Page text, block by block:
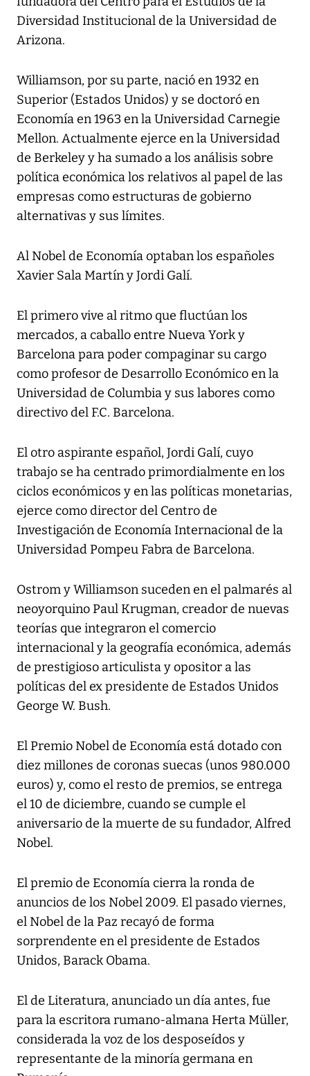
Diversidad Institucional de la Universidad de
Arizona.
Williamson, por su parte, nació en 1932 en
Superior (Estados Unidos) y se doctoró en
Economía en 1963 en la Universidad Carnegie
Mellon. Actualmente ejerce en la Universidad
de Berkeley y ha sumado a los análisis sobre
política económica los relativos al papel de las
empresas como estructuras de gobierno
alternativas y sus límites.
Al Nobel de Economía optaban los españoles
Xavier Sala Martín y Jordi Galí.
El primero vive al ritmo que fluctúan los
mercados, a caballo entre Nueva York y
Barcelona para poder compaginar su cargo
como profesor de Desarrollo Económico en la
Universidad de Columbia y sus labores como
directivo del F.C. Barcelona.
El otro aspirante español, Jordi Galí, cuyo
trabajo se ha centrado primordialmente en los
ciclos económicos y en las políticas monetarias,
ejerce como director del Centro de
Investigación de Economía Internacional de la
Universidad Pompeu Fabra de Barcelona.
Ostrom y Williamson suceden en el palmarés al
neoyorquino Paul Krugman, creador de nuevas
teorías que integraron el comercio
internacional y la geografía económica, además
de prestigioso articulista y opositor a las
políticas del ex presidente de Estados Unidos
George W. Bush.
El Premio Nobel de Economía está dotado con
diez millones de coronas suecas (unos 980.000
euros) y, como el resto de premios, se entrega
el 10 de diciembre, cuando se cumple el
aniversario de la muerte de su fundador, Alfred
Nobel.
El premio de Economía cierra la ronda de
anuncios de los Nobel 2009. El pasado viernes,
el Nobel de la Paz recayó de forma
sorprendente en el presidente de Estados
Unidos, Barack Obama.
El de Literatura, anunciado un día antes, fue
para la escritora rumano-almana Herta Müller,
considerada la voz de los desposeídos y
representante de la minoría germana en